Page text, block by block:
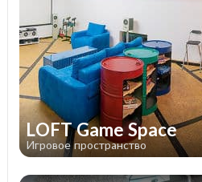
LOFT Game Space
Игровое пространство